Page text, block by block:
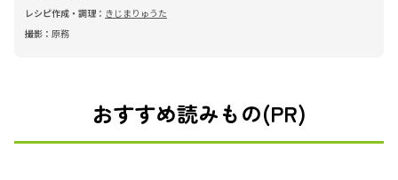
レシピ作成・調理： きじまりゅうた
撮影： 原務
おすすめ読みもの(PR)